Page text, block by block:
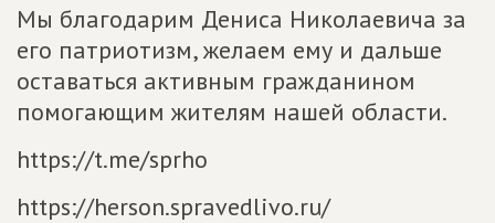
Мы благодарим Дениса Николаевича за
его патриотизм, желаем ему и дальше
оставаться активным гражданином
помогающим жителям нашей области.
https://t.me/sprho
https://herson.spravedlivo.ru/